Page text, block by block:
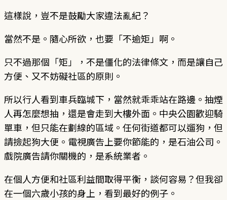
這樣說，豈不是鼓勵大家違法亂紀？
當然不是。隨心所欲，也要「不逾矩」啊。
只不過那個「矩」，不是僵化的法律條文，而是讓自己
方便、又不妨礙社區的原則。
所以行人看到車兵臨城下，當然就乖乖站在路邊。抽煙
人再怎麼想抽，還是會走到大樓外面。中央公園歡迎騎
單車，但只能在劃線的區域。任何街道都可以遛狗，但
請撿起狗大便。電視廣告上要你節能的，是石油公司。
戲院廣告請你關機的，是系統業者。
在個人方便和社區利益間取得平衡，談何容易？但我卻
在一個六歲小孩的身上，看到最好的例子。